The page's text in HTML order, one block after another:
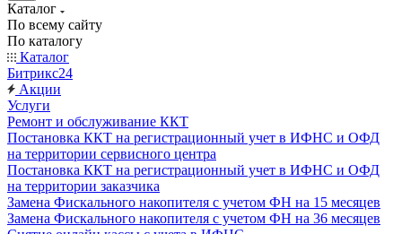
Каталог
По всему сайту
По каталогу
Каталог
Битрикс24
Акции
Услуги
Ремонт и обслуживание ККТ
Постановка ККТ на регистрационный учет в ИФНС и ОФД
на территории сервисного центра
Постановка ККТ на регистрационный учет в ИФНС и ОФД
на территории заказчика
Замена Фискального накопителя с учетом ФН на 15 месяцев
Замена Фискального накопителя с учетом ФН на 36 месяцев